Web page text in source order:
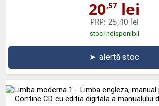
20,57 lei
PRP: 25,40 lei
stoc indisponibil
➤ alertă stoc